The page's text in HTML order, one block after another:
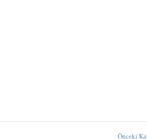
Önceki